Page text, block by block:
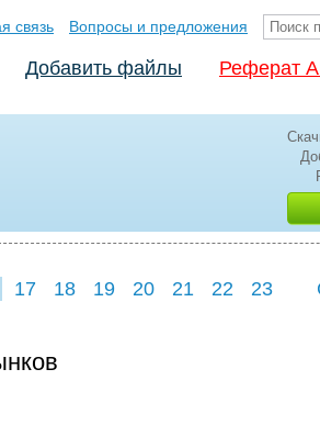
связь Вопросы и предложения
Добавить файлы Реферат
17 18 19 20 21 22
23